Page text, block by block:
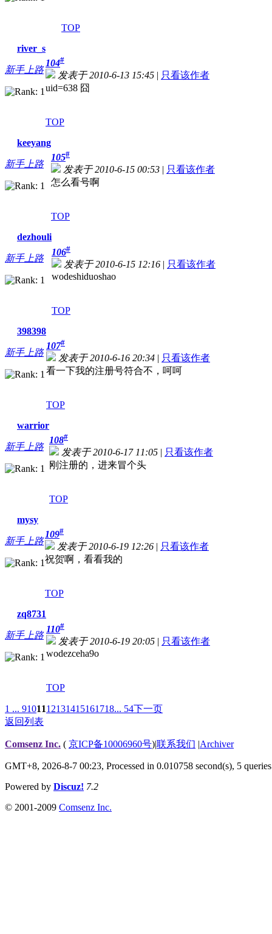
TOP
river_s
新手上路
104#
发表于 2010-6-13 15:45 | 只看该作者
uid=638 囧
TOP
keeyang
新手上路
105#
发表于 2010-6-15 00:53 | 只看该作者
怎么看号啊
TOP
dezhouli
新手上路
106#
发表于 2010-6-15 12:16 | 只看该作者
wodeshiduoshao
TOP
398398
新手上路
107#
发表于 2010-6-16 20:34 | 只看该作者
看一下我的注册号符合不，呵呵
TOP
warrior
新手上路
108#
发表于 2010-6-17 11:05 | 只看该作者
刚注册的，进来冒个头
TOP
mysy
新手上路
109#
发表于 2010-6-19 12:26 | 只看该作者
祝贺啊，看看我的
TOP
zq8731
新手上路
110#
发表于 2010-6-19 20:05 | 只看该作者
wodezceha9o
TOP
1 ... 9101112131415161718... 54下一页
返回列表
Comsenz Inc. ( 京ICP备10006960号)|联系我们 |Archiver
GMT+8, 2026-8-7 00:23, Processed in 0.010758 second(s), 5 queries
Powered by Discuz! 7.2
© 2001-2009 Comsenz Inc.